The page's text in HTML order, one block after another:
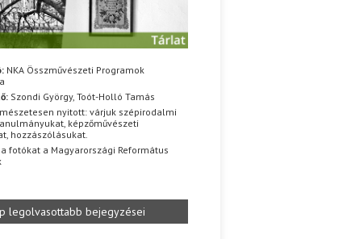
NKA Összművészeti Programok
Szondi György, Toót-Holló Tamás
nyitott: várjuk szépirodalmi
képzőművészeti
hozzászólásukat.
fotókat a Magyarországi Református
legolvasottabb bejegyzései